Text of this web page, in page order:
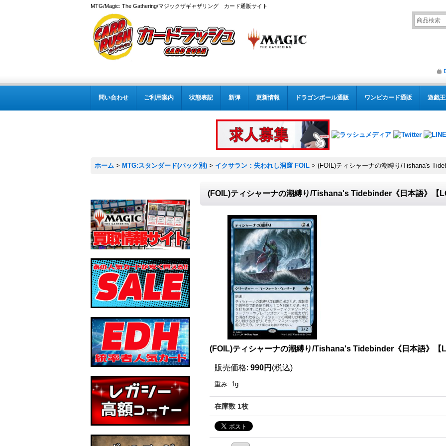
MTG/Magic: The Gathering/マジックザギャザリング カード通販サイト
問い合わせ ご利用案内 状態表記 新弾 更新情報 ドラゴンボール通販 ワンピカード通販 遊戯
ホーム > MTG:スタンダード(パック別) > イクサラン：失われし洞窟 FOIL > (FOIL)ティシャーナの潮縛り/Tishana's
(FOIL)ティシャーナの潮縛り/Tishana's Tidebinder《日本語》【
(FOIL)ティシャーナの潮縛り/Tishana's Tidebinder《日本語》【
販売価格: 990円 (税込)
重み: 1g
在庫数 1枚